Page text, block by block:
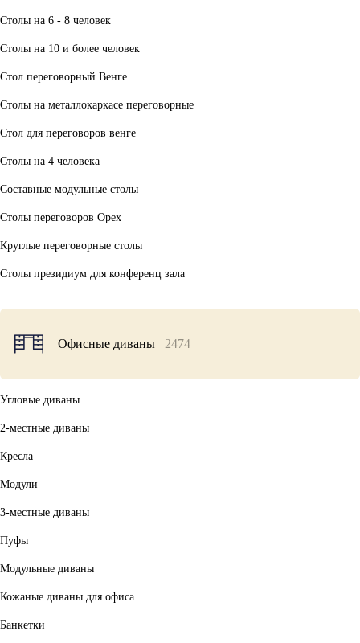
Столы на 6 - 8 человек
Столы на 10 и более человек
Стол переговорный Венге
Столы на металлокаркасе переговорные
Стол для переговоров венге
Столы на 4 человека
Составные модульные столы
Столы переговоров Орех
Круглые переговорные столы
Столы президиум для конференц зала
Офисные диваны 2474
Угловые диваны
2-местные диваны
Кресла
Модули
3-местные диваны
Пуфы
Модульные диваны
Кожаные диваны для офиса
Банкетки